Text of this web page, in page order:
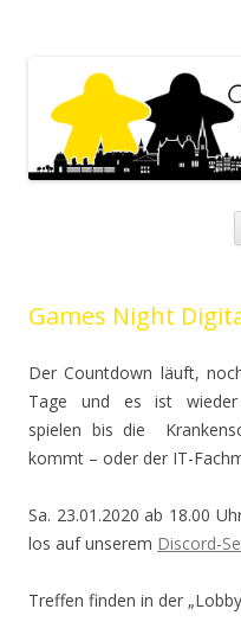
Games Night
Der Countdown läuft,
Tage und es ist wieder
spielen bis die
kommt – oder der IT-
Sa. 23.01.2020 ab 18.00
los auf unserem Discord-
Treffen finden in der